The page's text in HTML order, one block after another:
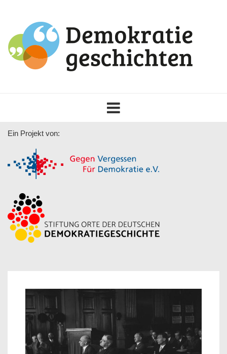
navigation
Ein Projekt von: